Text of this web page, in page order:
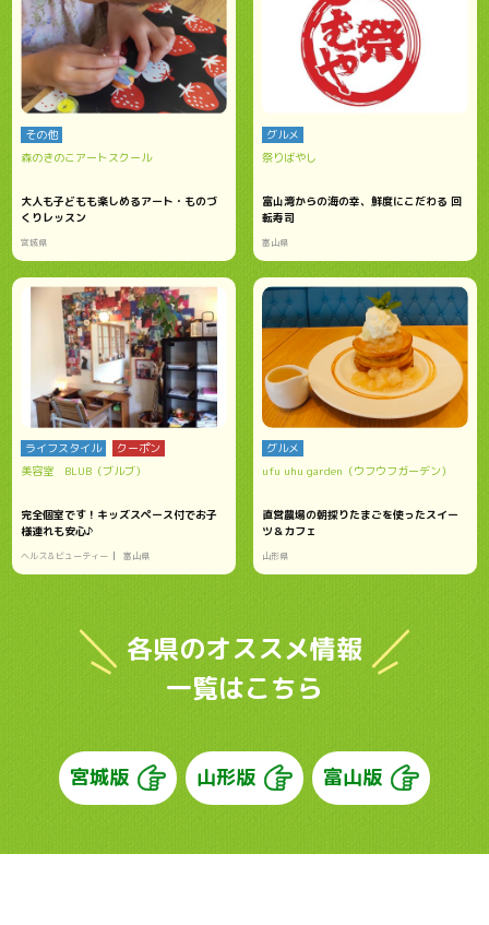
その他
森のきのこアートスクール
大人も子どもも楽しめるアート・ものづ
くりレッスン
宮城県
グルメ
祭りばやし
富山湾からの海の幸、鮮度にこだわる 回
転寿司
富山県
ライフスタイル
クーポン
美容室 BLUB（ブルブ）
完全個室です！キッズスペース付でお子
様連れも安心♪
ヘルス＆ビューティー 富山県
グルメ
ufu uhu garden（ウフウフガーデン）
直営農場の朝採りたまごを使ったスイー
ツ＆カフェ
山形県
各県のオススメ情報
一覧はこちら
宮城版 山形版 富山版